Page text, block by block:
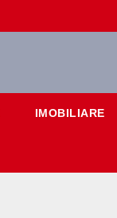
IMOBILIARE